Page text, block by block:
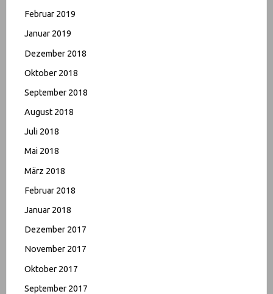
Februar 2019
Januar 2019
Dezember 2018
Oktober 2018
September 2018
August 2018
Juli 2018
Mai 2018
März 2018
Februar 2018
Januar 2018
Dezember 2017
November 2017
Oktober 2017
September 2017